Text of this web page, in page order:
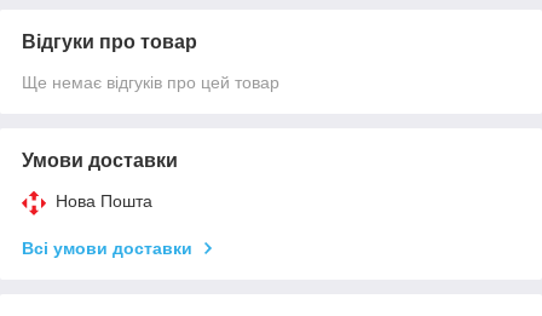
Відгуки про товар
Ще немає відгуків про цей товар
Умови доставки
Нова Пошта
Всі умови доставки